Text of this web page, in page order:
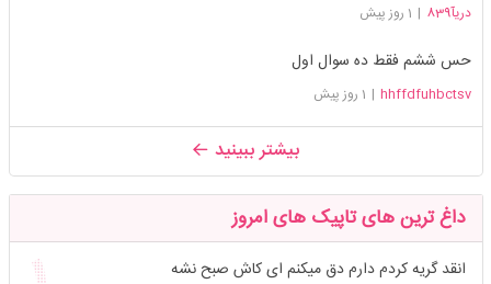
دریآ839 | 1 روز پیش
حس ششم فقط ده سوال اول
hhffdfuhbctsv
| 1 روز پیش
بیشتر ببینید
داغ ترین های تاپیک های امروز
انقد گریه کردم دارم دق میکنم ای کاش صبح نشه